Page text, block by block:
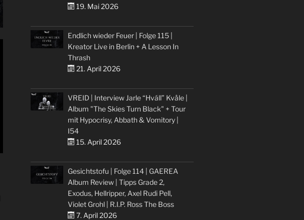
19. Mai 2026
Endlich wieder Feuer | Folge 115 |
Kreator Live in Berlin + A Lesson In
Thrash
21. April 2026
VREID | Interview Jarle “Hváll” Kvåle |
Album "The Skies Turn Black" + Tour
mit Hypocrisy, Abbath & Vomitory |
I54
15. April 2026
Gesichtstofu | Folge 114 | GAEREA
Album Review | Tipps Grade 2,
Exodus, Hellripper, Axel Rudi Pell,
Violet Grohl | R.I.P. Ross The Boss
7. April 2026